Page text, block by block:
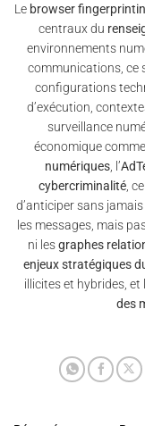
Le browser
centraux du
environnements
communications, ce
configurations
d’exécution,
surveillance
économique
numériques, l’
cybercriminalité,
d’anticiper sans
les messages, mais
ni lesgraphes
enjeux stratégiques
illicites et hybrides, et
des